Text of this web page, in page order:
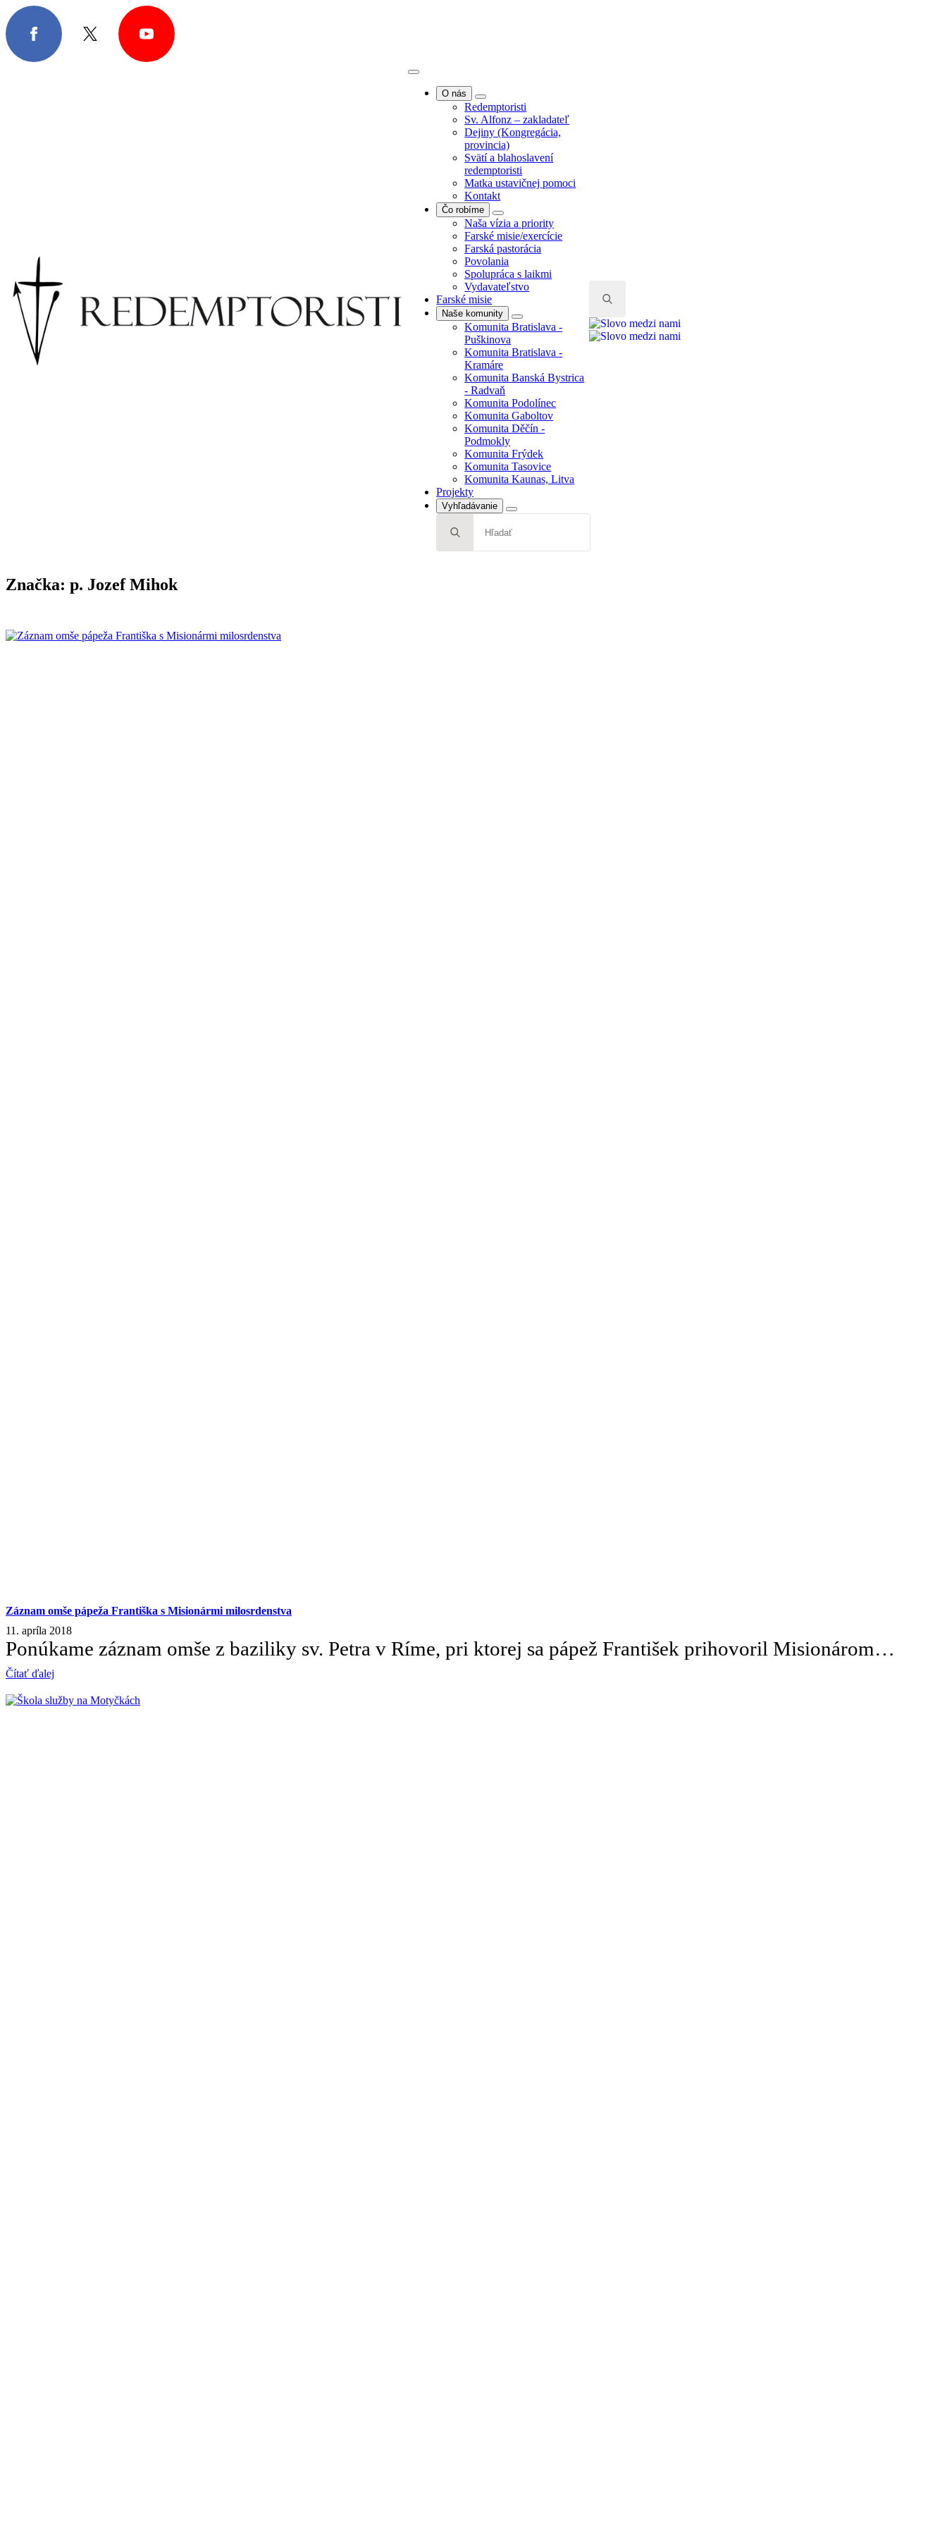
O nás
Redemptoristi
Sv. Alfonz – zakladateľ
Dejiny (Kongregácia,
provincia)
Svätí a blahoslavení
redemptoristi
Matka ustavičnej pomoci
Kontakt
Čo robíme
Naša vízia a priority
Farské misie/exercície
Farská pastorácia
Povolania
Spolupráca s laikmi
Vydavateľstvo
Farské misie
Naše komunity
Komunita Bratislava -
Puškinova
Komunita Bratislava -
Kramáre
Komunita Banská Bystrica
- Radvaň
Komunita Podolínec
Komunita Gaboltov
Komunita Děčín -
Podmokly
Komunita Frýdek
Komunita Tasovice
Komunita Kaunas, Litva
Projekty
Vyhľadávanie
for:
Search
for:
Svätí a blahoslavení
redemptoristi
Matka ustavičnej pomoci
Kontakt
Čo robíme
Naša vízia a priority
Farské misie/exercície
Farská pastorácia
Povolania
Spolupráca s laikmi
Vydavateľstvo
Farské misie
Naše komunity
Komunita Bratislava -
Puškinova
Komunita Bratislava -
Kramáre
Komunita Banská Bystrica -
Radvaň
Komunita Podolínec
Komunita Gaboltov
Komunita Děčín -
Podmokly
Komunita Frýdek
Komunita Tasovice
Komunita Kaunas, Litva
Projekty
Značka: p. Jozef Mihok
Záznam omše pápeža Františka s Misionármi milosrdenstva
11. apríla 2018
Ponúkame záznam omše z baziliky sv. Petra v Ríme, pri ktorej sa pápež František prihovoril Misionárom…
Čítať ďalej